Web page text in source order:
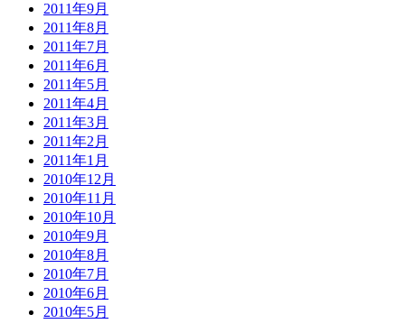
2011年9月
2011年8月
2011年7月
2011年6月
2011年5月
2011年4月
2011年3月
2011年2月
2011年1月
2010年12月
2010年11月
2010年10月
2010年9月
2010年8月
2010年7月
2010年6月
2010年5月